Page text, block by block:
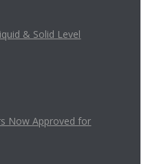
& Solid Level
Now Approved for